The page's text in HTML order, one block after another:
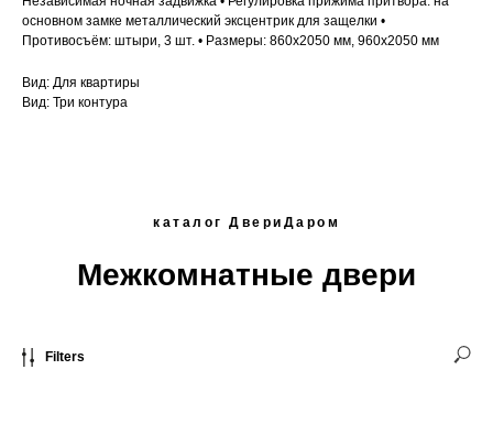
основном замке металлический эксцентрик для защелки •
Противосъём: штыри, 3 шт. • Размеры: 860х2050 мм, 960х2050 мм
Вид: Для квартиры
Вид: Три контура
каталог ДвериДаром
Межкомнатные двери
Filters